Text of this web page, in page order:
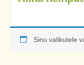
Sinu valikutele